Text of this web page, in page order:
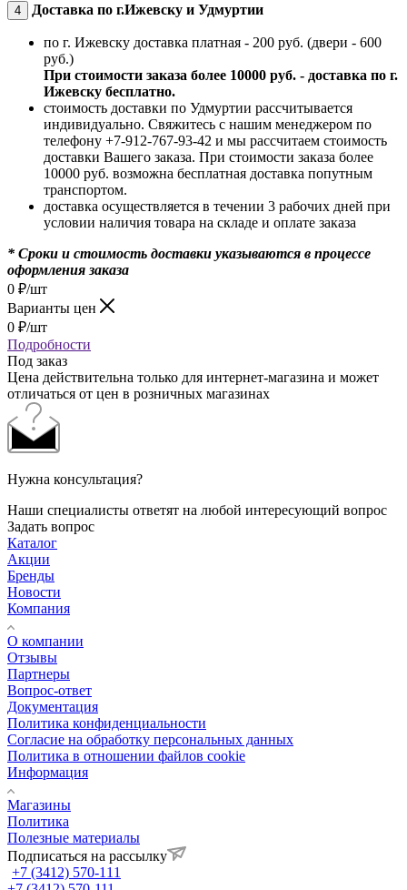
4 Доставка по г.Ижевску и Удмуртии
по г. Ижевску доставка платная - 200 руб. (двери - 600
руб.)
При стоимости заказа более 10000 руб. - доставка по г.
Ижевску бесплатно.
стоимость доставки по Удмуртии рассчитывается
индивидуально. Свяжитесь с нашим менеджером по
телефону +7-912-767-93-42 и мы рассчитаем стоимость
доставки Вашего заказа. При стоимости заказа более
10000 руб. возможна бесплатная доставка попутным
транспортом.
доставка осуществляется в течении 3 рабочих дней при
условии наличия товара на складе и оплате заказа
* Сроки и стоимость доставки указываются в процессе
оформления заказа
0 ₽/шт
Варианты цен
0 ₽/шт
Подробности
Под заказ
Цена действительна только для интернет-магазина и может
отличаться от цен в розничных магазинах
Нужна консультация?
Наши специалисты ответят на любой интересующий вопрос
Задать вопрос
Каталог
Акции
Бренды
Новости
Компания
О компании
Отзывы
Партнеры
Вопрос-ответ
Документация
Политика конфиденциальности
Согласие на обработку персональных данных
Политика в отношении файлов cookie
Информация
Магазины
Политика
Полезные материалы
Подписаться на рассылку
+7 (3412) 570-111